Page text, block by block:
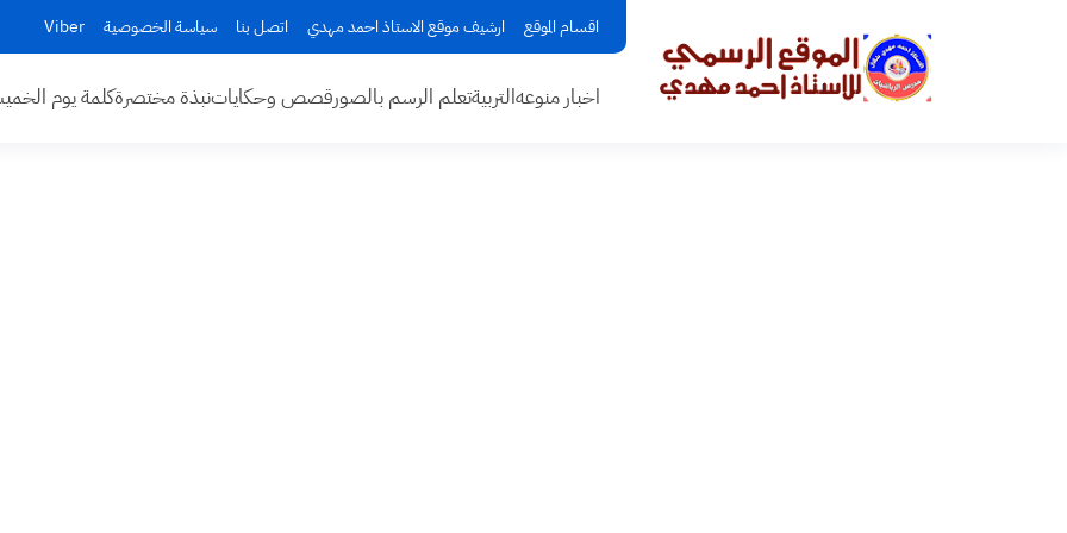
اقسام الموقع ارشيف موقع الاستاذ احمد مهدي اتصل بنا سياسة الخصوصية Viber
اخبار منوعهالتربيةتعلم الرسم بالصورقصص وحكاياتنبذة مختصرةكلمة يوم